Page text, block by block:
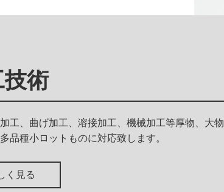
技術
工、曲げ加工、溶接加工、機械加工等厚物、大物
品種小ロットものに対応致します。
く見る